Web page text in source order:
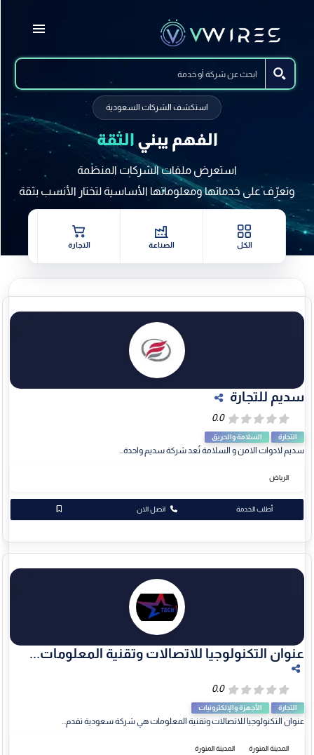
استكشف الشركات السعودية
الفهم يبني الثقة
استعرض ملفات الشركات المنظمة
وتعرّف على خدماتها ومعلوماتها الأساسية لتختار الأنسب بثقة
الكل الصناعة التجارة
سديم للتجارة
التجارة السلامة والحريق
سديم لادوات الامن و السلامة تُعد شركة سديم واحدة...
الرياض
اتصل الان أطلب الخدمة
عنوان التكنولوجيا للاتصالات وتقنية المعلومات...
التجارة الأجهزة والإلكترونيات
عنوان التكنولوجيا للاتصالات وتقنية المعلومات هي شركة سعودية تقدم...
المدينة المنورة المدينة المنورة